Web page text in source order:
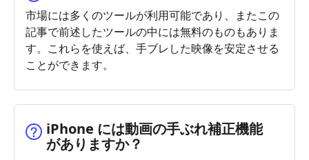
市場には多くのツールが利用可能であり、またこの
記事で前述したツールの中には無料のものもありま
す。これらを使えば、手ブレした映像を安定させる
ことができます。
iPhone には動画の手ぶれ補正機能
がありますか？